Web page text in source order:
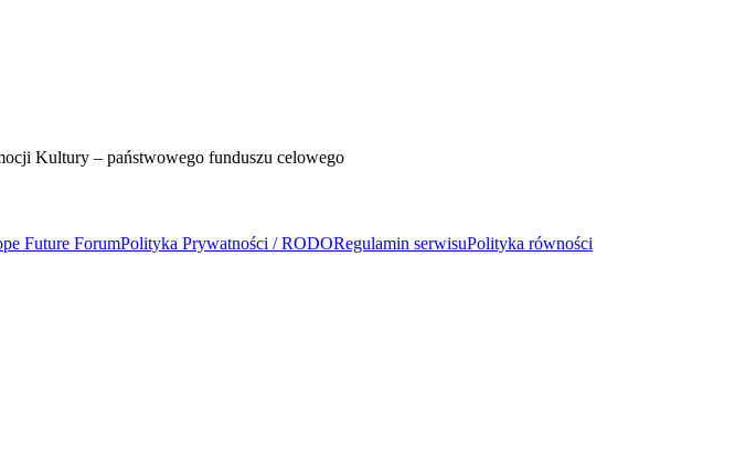
Kultury – państwowego funduszu celowego
Future ForumPolityka Prywatności / RODORegulamin serwisuPolityka równości